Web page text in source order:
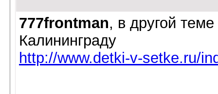
777frontman, в другой
Калининграду
http://www.detki-v-setke.ru/